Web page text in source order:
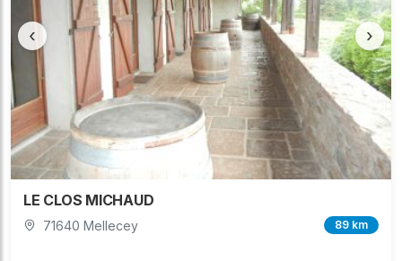
‹ ›
LE CLOS MICHAUD
71640 Mellecey 89 km